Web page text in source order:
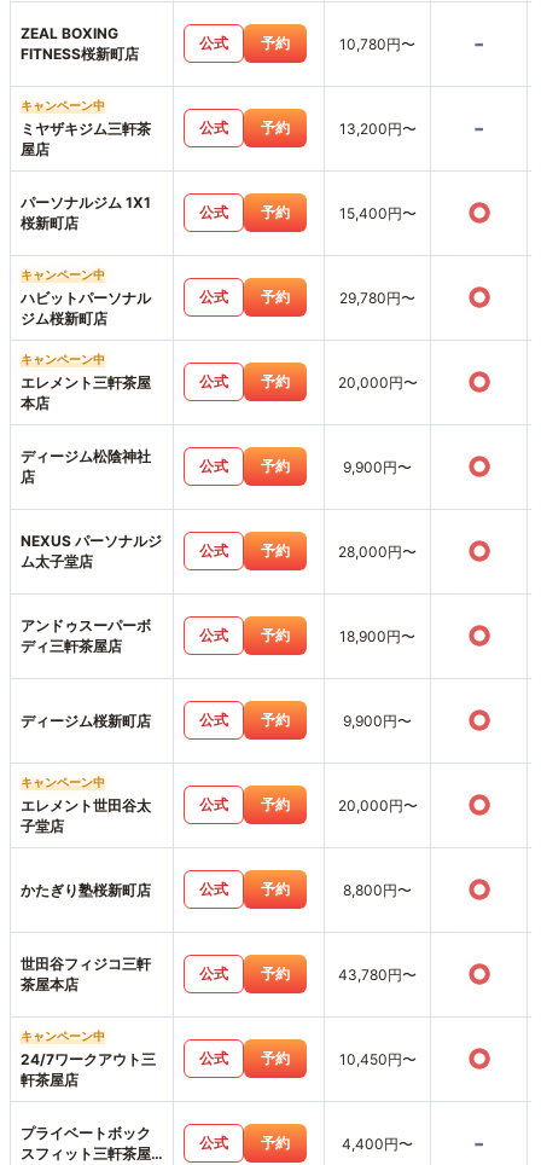
ZEAL BOXING
FITNESS桜新町店
公式 予約 10,780円〜 -
キャンペーン中
ミヤザキジム三軒茶
屋店
公式 予約 13,200円〜 -
パーソナルジム 1X1
桜新町店
公式 予約 15,400円〜 ○
キャンペーン中
ハビットパーソナル
ジム桜新町店
公式 予約 29,780円〜 ○
キャンペーン中
エレメント三軒茶屋
本店
公式 予約 20,000円〜 ○
ディージム松陰神社
店
公式 予約 9,900円〜 ○
NEXUS パーソナルジ
ム太子堂店
公式 予約 28,000円〜 ○
アンドゥスーパーボ
ディ三軒茶屋店
公式 予約 18,900円〜 ○
ディージム桜新町店 公式 予約 9,900円〜 ○
キャンペーン中
エレメント世田谷太
子堂店
公式 予約 20,000円〜 ○
かたぎり塾桜新町店 公式 予約 8,800円〜 ○
世田谷フィジコ三軒
茶屋本店
公式 予約 43,780円〜 ○
キャンペーン中
24/7ワークアウト三
軒茶屋店
公式 予約 10,450円〜 ○
プライベートボック
スフィット三軒茶屋
公式 予約 4,400円〜 -